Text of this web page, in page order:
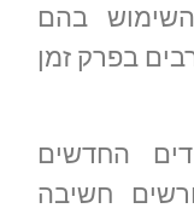
בהם
בפרק זמן
החדשים
חשיבה